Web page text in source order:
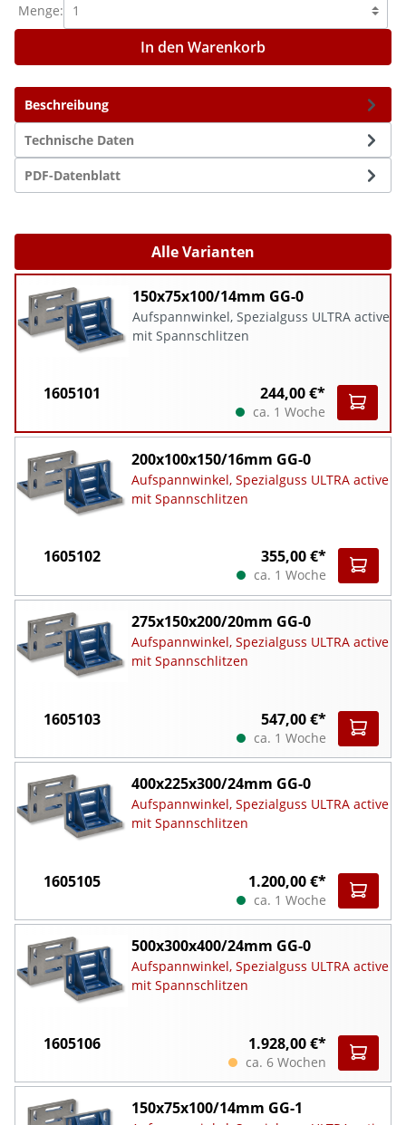
Beschreibung
Technische Daten
PDF-Datenblatt
Menge:
In den Warenkorb
Alle Varianten
150x75x100/14mm GG-0
Aufspannwinkel, Spezialguss ULTRA active
mit Spannschlitzen
1605101 244,00 €*
ca. 1 Woche
200x100x150/16mm GG-0
Aufspannwinkel, Spezialguss ULTRA active
mit Spannschlitzen
1605102 355,00 €*
ca. 1 Woche
275x150x200/20mm GG-0
Aufspannwinkel, Spezialguss ULTRA active
mit Spannschlitzen
1605103 547,00 €*
ca. 1 Woche
400x225x300/24mm GG-0
Aufspannwinkel, Spezialguss ULTRA active
mit Spannschlitzen
1605105 1.200,00 €*
ca. 1 Woche
500x300x400/24mm GG-0
Aufspannwinkel, Spezialguss ULTRA active
mit Spannschlitzen
1605106 1.928,00 €*
ca. 6 Wochen
150x75x100/14mm GG-1